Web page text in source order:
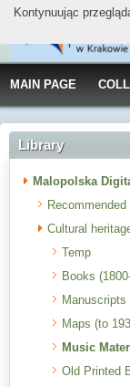
MAIN PAGE
Library
Malopolska
Recommended
Cultural
Temp
Books
Manuscripts
Maps (to
Music
Old Printed
Kontynuując